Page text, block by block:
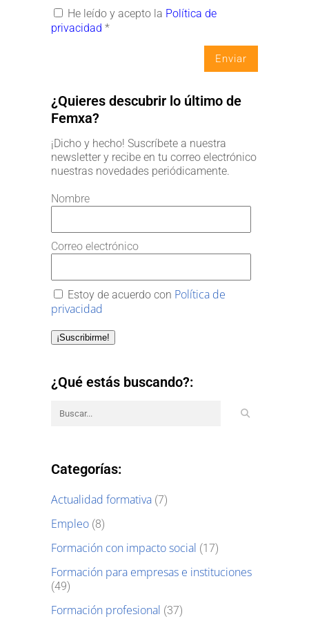
He leído y acepto la Política de
privacidad *
¿Quieres descubrir lo último de
Femxa?
¡Dicho y hecho! Suscríbete a nuestra
newsletter y recibe en tu correo electrónico
nuestras novedades periódicamente.
Nombre
Correo electrónico
Estoy de acuerdo con Política de
privacidad
¡Suscribirme!
¿Qué estás buscando?:
Categorías:
Actualidad formativa (7)
Empleo (8)
Formación con impacto social (17)
Formación para empresas e instituciones
(49)
Formación profesional (37)